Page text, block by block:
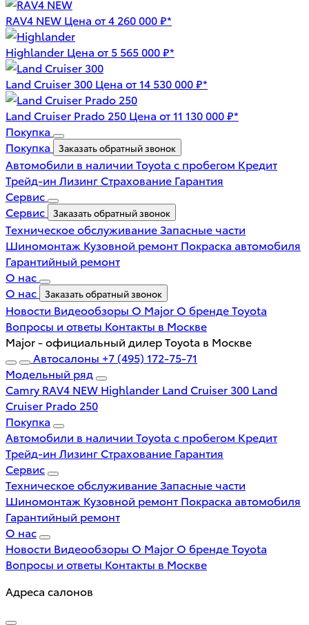
RAV4 NEW Цена от 4 260 000 ₽*
Highlander Цена от 5 565 000 ₽*
Land Cruiser 300 Цена от 14 530 000 ₽*
Land Cruiser Prado 250 Цена от 11 130 000 ₽*
Покупка
Покупка
Заказать обратный звонок
Автомобили в наличии Toyota с пробегом Кредит
Трейд-ин Лизинг Страхование Гарантия
Сервис
Сервис
Заказать обратный звонок
Техническое обслуживаниеЗапасные части
Шиномонтаж Кузовной ремонт Покраска автомобиля
Гарантийный ремонт
О нас
О нас
Заказать обратный звонок
Новости Видеообзоры О Major О бренде Toyota
Вопросы и ответы Контакты в Москве
Major - официальный дилер Toyota в Москве
Автосалоны +7 (495) 172-75-71
Модельный ряд
Camry RAV4 NEW Highlander Land Cruiser 300 Land
Cruiser Prado 250
Покупка
Автомобили в наличии Toyota с пробегом Кредит
Трейд-ин Лизинг Страхование Гарантия
Сервис
Техническое обслуживаниеЗапасные части
Шиномонтаж Кузовной ремонт Покраска автомобиля
Гарантийный ремонт
О нас
Новости Видеообзоры О Major О бренде Toyota
Вопросы и ответы Контакты в Москве
Адреса салонов